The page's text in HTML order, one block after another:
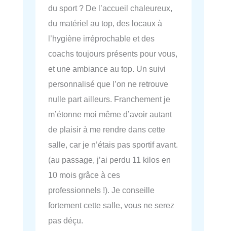
du sport ? De l’accueil chaleureux,
du matériel au top, des locaux à
l’hygiène irréprochable et des
coachs toujours présents pour vous,
et une ambiance au top. Un suivi
personnalisé que l’on ne retrouve
nulle part ailleurs. Franchement je
m’étonne moi même d’avoir autant
de plaisir à me rendre dans cette
salle, car je n’étais pas sportif avant.
(au passage, j’ai perdu 11 kilos en
10 mois grâce à ces
professionnels !). Je conseille
fortement cette salle, vous ne serez
pas déçu.